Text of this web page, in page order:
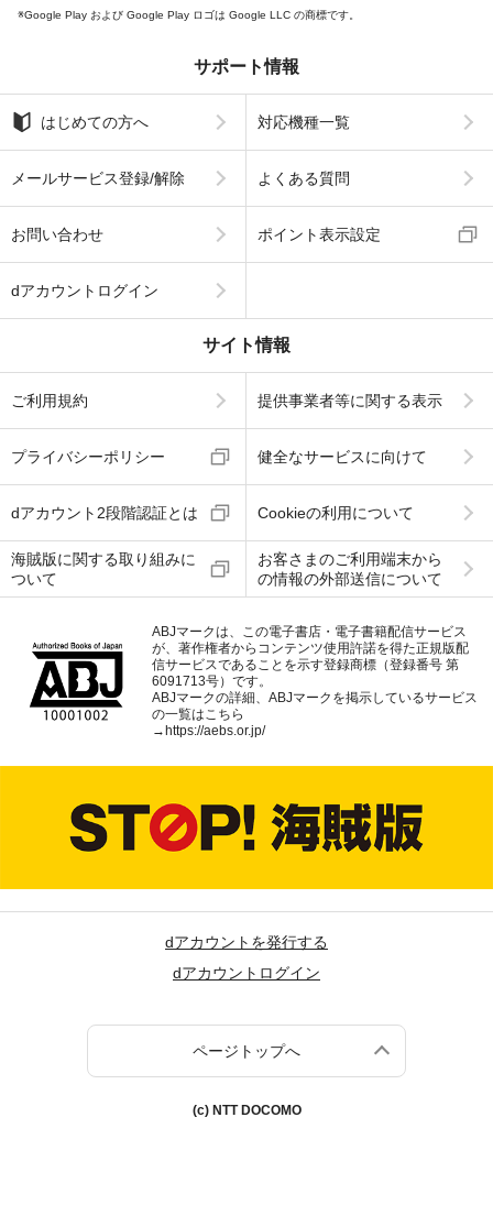
Google Play および Google Play ロゴは Google LLC の商標です。
サポート情報
はじめての方へ 対応機種一覧
メールサービス登録/解除 よくある質問
お問い合わせ ポイント表示設定
dアカウントログイン
サイト情報
ご利用規約 提供事業者等に関する表示
プライバシーポリシー 健全なサービスに向けて
dアカウント2段階認証とは Cookieの利用について
海賊版に関する取り組みに
ついて
お客さまのご利用端末から
の情報の外部送信について
ABJマークは、この電子書店・電子書籍配信サービス
が、著作権者からコンテンツ使用許諾を得た正規版配
信サービスであることを示す登録商標（登録番号 第
6091713号）です。
ABJマークの詳細、ABJマークを掲示しているサービス
の一覧はこちら
→https://aebs.or.jp/
dアカウントを発行する
dアカウントログイン
ページトップへ
(c) NTT DOCOMO